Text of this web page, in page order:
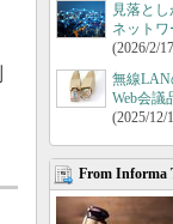
見落と
ネット
(2026/2/
無線
Web会議
(2025/12/
From Informa